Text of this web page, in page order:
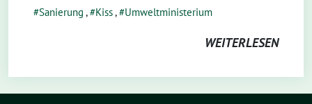
Sanierung , Kiss, Umweltministerium
WEITERLESEN